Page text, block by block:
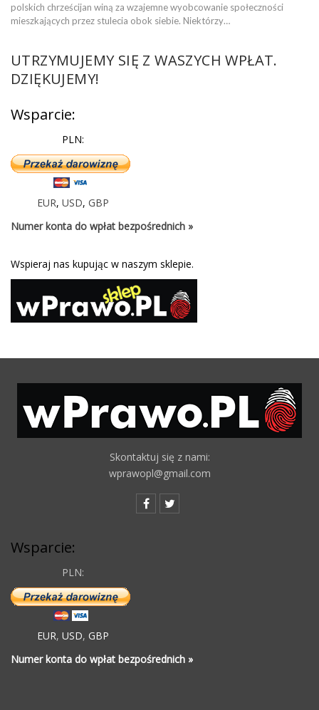
polskich chrześcijan winą za wzajemne wyobcowanie społeczności
mieszkających przez stulecia obok siebie. Niektórzy…
UTRZYMUJEMY SIĘ Z WASZYCH WPŁAT.
DZIĘKUJEMY!
Wsparcie:
PLN:
EUR, USD, GBP
Numer konta do wpłat bezpośrednich »
Wspieraj nas kupując w naszym sklepie.
Skontaktuj się z nami:
wprawopl@gmail.com
Wsparcie:
PLN:
EUR, USD, GBP
Numer konta do wpłat bezpośrednich »